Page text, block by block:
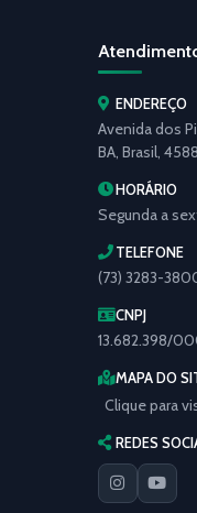
ENDEREÇO
Avenida dos
BA, Brasil,
HORÁRIO
Segunda a
TELEFONE
(73) 3283-
CNPJ
13.682.398/
MAPA DO
Clique para
REDES